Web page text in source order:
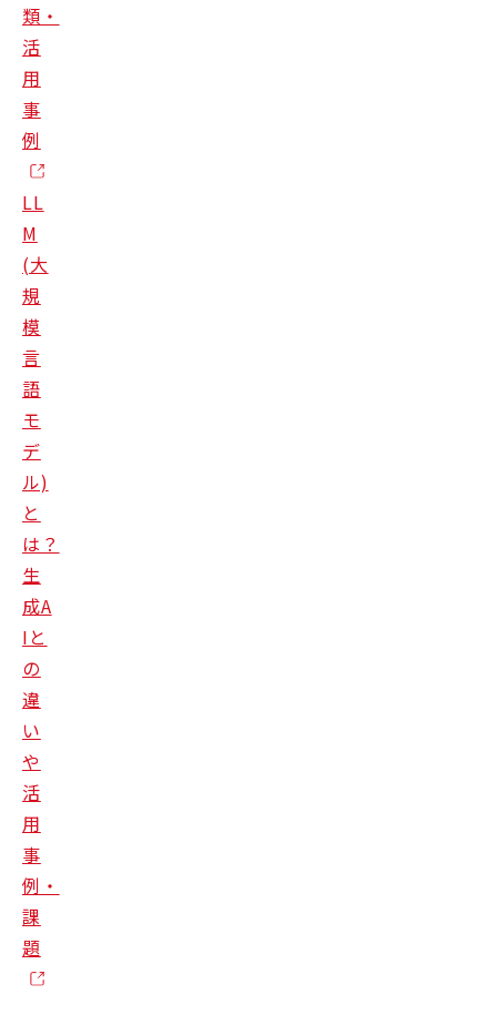
類・
活
用
事
例
LL
M
(大
規
模
言
語
モ
デ
ル)
と
は？
生
成A
Iと
の
違
い
や
活
用
事
例・
課
題